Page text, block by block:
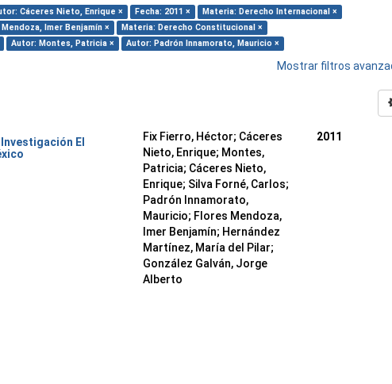
Cáceres Nieto, Enrique × Fecha: 2011 ×
Materia: Derecho Internacional ×
Imer Benjamín ×
Materia: Derecho Constitucional ×
Autor: Montes, Patricia × Autor: Padrón Innamorato, Mauricio ×
Mostrar filtros
El
Fix Fierro, Héctor; Cáceres
Nieto, Enrique; Montes,
Patricia; Cáceres Nieto,
Enrique; Silva Forné, Carlos;
Padrón Innamorato,
Mauricio; Flores Mendoza,
Imer Benjamín; Hernández
Martínez, María del Pilar;
González Galván, Jorge
Alberto
2011